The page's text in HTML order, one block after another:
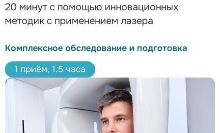
20 минут с помощью инновационных
методик с применением лазера
Комплексное обследование и подготовка
1 приём, 1.5 часа